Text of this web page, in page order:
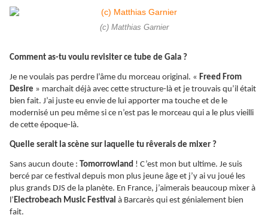
(c) Matthias Garnier
Comment as-tu voulu revisiter ce tube de Gala ?
Je ne voulais pas perdre l’âme du morceau original. « Freed From
Desire » marchait déjà avec cette structure-là et je trouvais qu’il était
bien fait. J’ai juste eu envie de lui apporter ma touche et de le
modernisé un peu même si ce n’est pas le morceau qui a le plus vieilli
de cette époque-là.
Quelle serait la scène sur laquelle tu rêverais de mixer ?
Sans aucun doute : Tomorrowland ! C’est mon but ultime. Je suis
bercé par ce festival depuis mon plus jeune âge et j’y ai vu joué les
plus grands DJS de la planète. En France, j’aimerais beaucoup mixer à
l’Electrobeach Music Festival à Barcarès qui est génialement bien
fait.